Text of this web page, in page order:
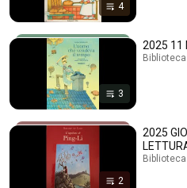
4
3
2025 11
2
2025